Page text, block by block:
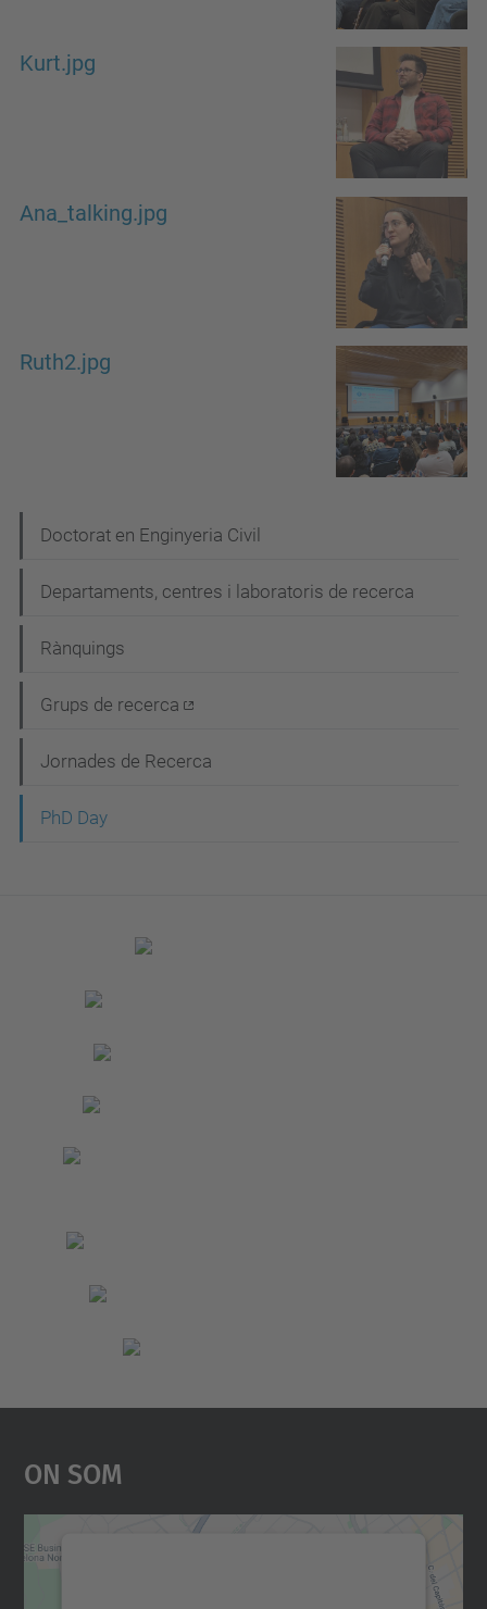
Kurt.jpg
Ana_talking.jpg
Ruth2.jpg
a
v
g
a
i
ó
Doctorat en Enginyeria Civil
Departaments, centres i laboratoris de recerca
Rànquings
Grups de recerca
Jornades de Recerca
PhD Day
On Som